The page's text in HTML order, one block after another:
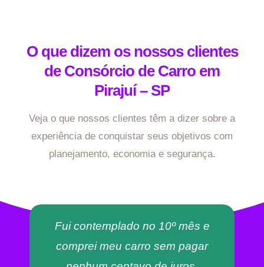
O que dizem os nossos clientes
de Consórcio de Carro em
Pirajuí – SP
Veja o que nossos clientes têm a dizer sobre a
experiência de conquistar seus objetivos com
planejamento, economia e segurança.
Fui contemplado no 10º mês e
comprei meu carro sem pagar